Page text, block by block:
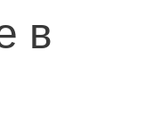
в